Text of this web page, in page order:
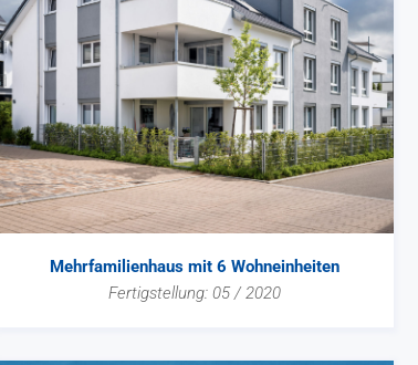
Mehrfamilienhaus mit 6 Wohneinheiten
Fertigstellung: 05 / 2020